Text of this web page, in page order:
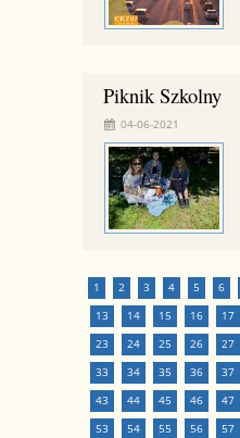
Piknik Szkolny
04-06-2021
1 2 3 4 5 6
13
14 15 16 17
23
24 25 26 27
33
34 35 36 37
43
44 45 46 47
53
54 55 56 57